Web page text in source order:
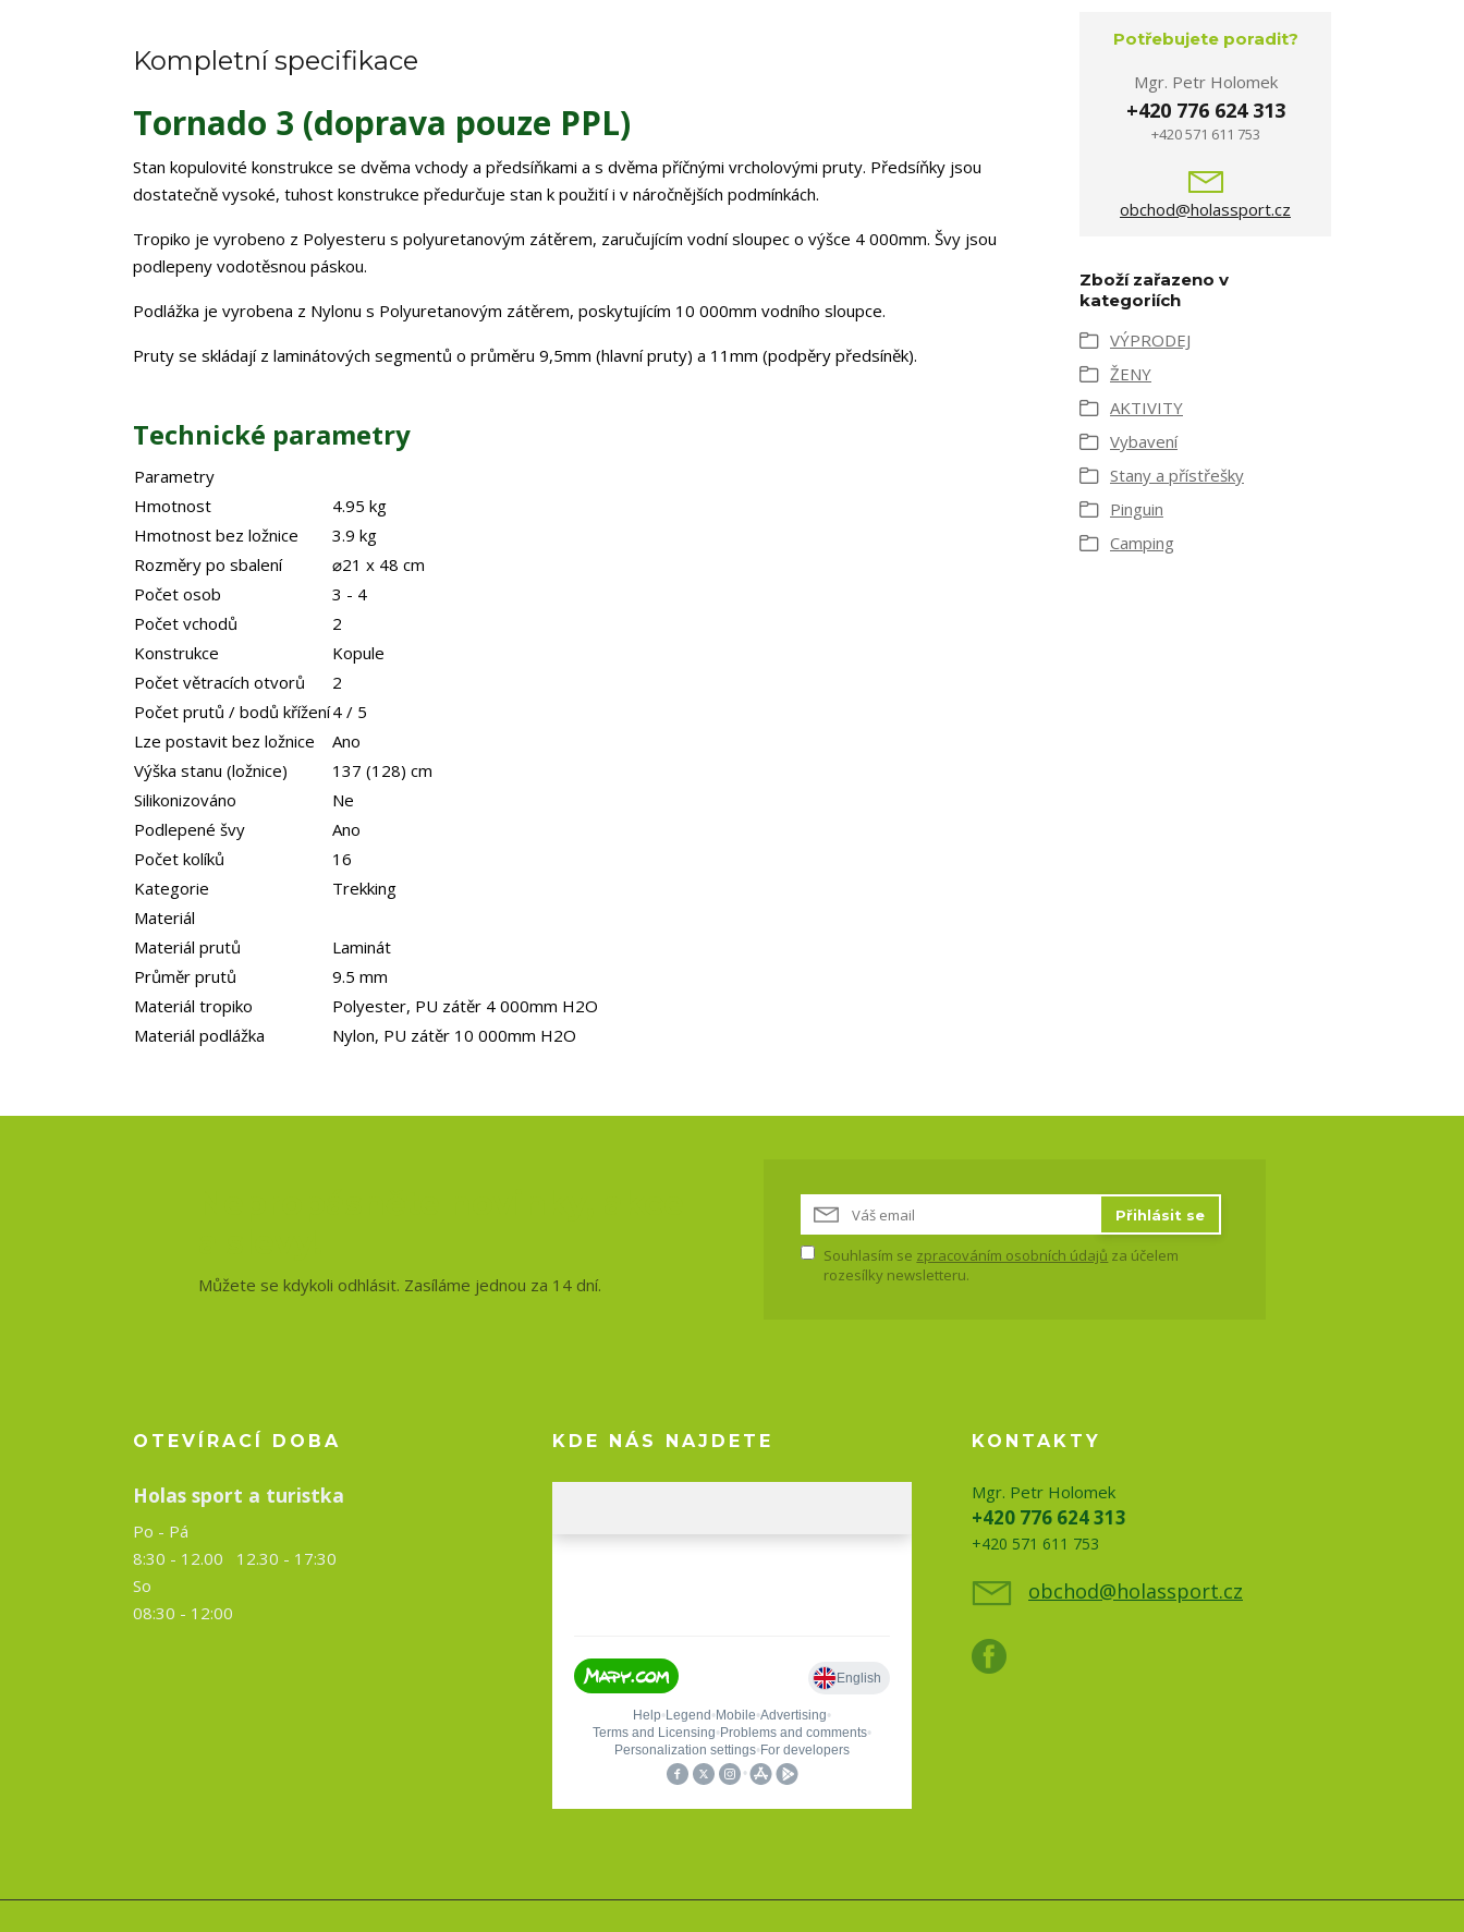
Kompletní specifikace
Tornado 3 (doprava pouze PPL)
Stan kopulovité konstrukce se dvěma vchody a předsíňkami a s dvěma příčnými vrcholovými pruty. Předsíňky jsou
dostatečně vysoké, tuhost konstrukce předurčuje stan k použití i v náročnějších podmínkách.
Tropiko je vyrobeno z Polyesteru s polyuretanovým zátěrem, zaručujícím vodní sloupec o výšce 4 000mm. Švy jsou
podlepeny vodotěsnou páskou.
Podlážka je vyrobena z Nylonu s Polyuretanovým zátěrem, poskytujícím 10 000mm vodního sloupce.
Pruty se skládají z laminátových segmentů o průměru 9,5mm (hlavní pruty) a 11mm (podpěry předsíněk).
Technické parametry
Parametry
Hmotnost
4.95 kg
Hmotnost bez ložnice
3.9 kg
Rozměry po sbalení
⌀21 x 48 cm
Počet osob
3 - 4
Počet vchodů
2
Konstrukce
Kopule
Počet větracích otvorů
2
Počet prutů / bodů křížení4 / 5
Lze postavit bez ložnice
Ano
Výška stanu (ložnice)
137 (128) cm
Silikonizováno
Ne
Podlepené švy
Ano
Počet kolíků
16
Kategorie
Trekking
Materiál
Materiál prutů
Laminát
Průměr prutů
9.5 mm
Materiál tropiko
Polyester, PU zátěr 4 000mm H2O
Materiál podlážka
Nylon, PU zátěr 10 000mm H2O
Potřebujete poradit?
Mgr. Petr Holomek
+420 776 624 313
+420 571 611 753
obchod@holassport.cz
Zboží zařazeno v
kategoriích
VÝPRODEJ
ŽENY
AKTIVITY
Vybavení
Stany a přístřešky
Pinguin
Camping
Můžete se kdykoli odhlásit. Zasíláme jednou za 14 dní.
Přihlásit se
Souhlasím se zpracováním osobních údajů za účelem
rozesílky newsletteru.
OTEVÍRACÍ DOBA
Holas sport a turistka
Po - Pá
8:30 - 12.00 12.30 - 17:30
So
08:30 - 12:00
KDE NÁS NAJDETE KONTAKTY
Mgr. Petr Holomek
+420 776 624 313
+420 571 611 753
obchod@holassport.cz